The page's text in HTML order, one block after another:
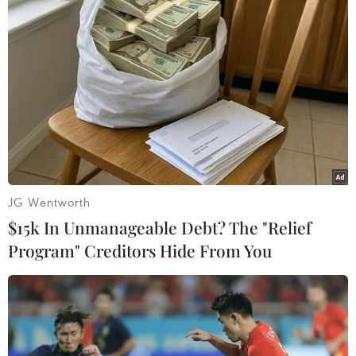
Đây cũng được xem như là trận "chung kết
sớm" đáng được chờ đợi khi mà cả hai đội tuyển
Hàn Quốc và Saudi Arabia đều là những ứng
viên sáng giá cho danh hiệu vô địch tại Asian
Cup 2023.
Saudi Arabia vượt qua vòng bảng với ngôi đầu
cùng thành tích bất bại (2 thắng, 1 hòa), trong
khi Hàn Quốc chỉ có được vị trí nhì bảng E và
đang bị chỉ trích mạnh mẽ sau trận hòa 3-3 khó
tin trước Đội tuyển Malaysia ở lượt cuối.
Xác định được 4 đội tuyển
giành quyền vào vòng tứ
kết Asian Cup 2023
Chủ nhà Qatar ngược dòng giành
JG Wentworth
$15k In Unmanageable Debt? The "Relief
Program" Creditors Hide From You